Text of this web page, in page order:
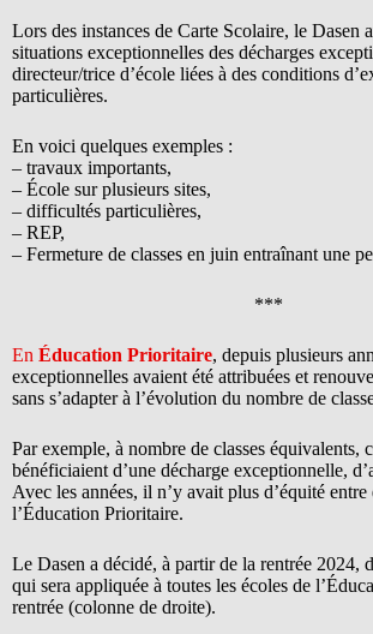
Lors des instances de Carte Scolaire, le Dasen
situations exceptionnelles des décharges
directeur/trice d’école liées à des conditions
particulières.
En voici quelques exemples :
– travaux importants,
– École sur plusieurs sites,
– difficultés particulières,
– REP,
– Fermeture de classes en juin entraînant une
***
En Éducation Prioritaire, depuis plusieurs
exceptionnelles avaient été attribuées et
sans s’adapter à l’évolution du nombre de
Par exemple, à nombre de classes équivalents,
bénéficiaient d’une décharge exceptionnelle,
Avec les années, il n’y avait plus d’équité entre
l’Éducation Prioritaire.
Le Dasen a décidé, à partir de la rentrée 2024,
qui sera appliquée à toutes les écoles de
rentrée (colonne de droite).